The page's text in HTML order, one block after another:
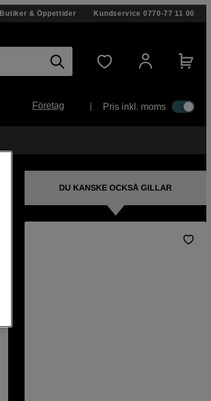
Butiker & Öppettider Kundservice 0770-77 11 00
Företag Pris inkl. moms
DU KANSKE OCKSÅ GILLAR